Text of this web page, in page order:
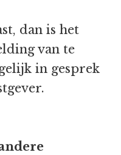
dan is het
van te
in gesprek